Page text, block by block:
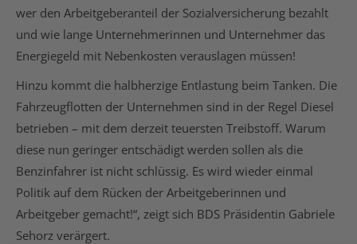
wer den Arbeitgeberanteil der Sozialversicherung bezahlt
und wie lange Unternehmerinnen und Unternehmer das
Energiegeld mit Nebenkosten verauslagen müssen!
Hinzu kommt die halbherzige Entlastung beim Tanken. Die
Fahrzeugflotten der Unternehmen sind in der Regel Diesel
betrieben – mit dem derzeit teuersten Treibstoff. Warum
diese nun geringer entschädigt werden sollen als die
Benzinfahrer ist nicht schlüssig. Es wird wieder einmal
Politik auf dem Rücken der Arbeitgeberinnen und
Arbeitgeber gemacht!“, zeigt sich BDS Präsidentin Gabriele
Sehorz verärgert.